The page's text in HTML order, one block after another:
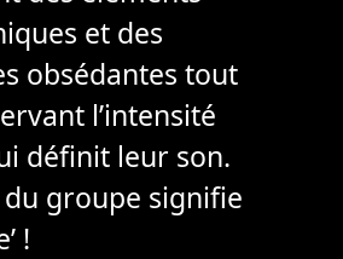
et des
obsédantes tout
l’intensité
définit leur son.
groupe signifie
!